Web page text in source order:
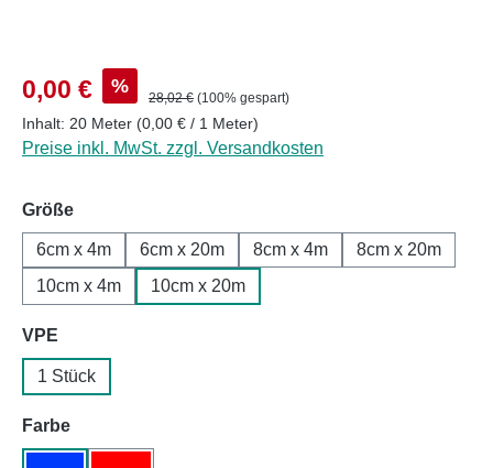
Verkaufspreis:
0,00 € % Regulärer Preis:
28,02 € (100% gespart)
Inhalt: 20 Meter (0,00 € / 1 Meter)
Preise inkl. MwSt. zzgl. Versandkosten
Größeauswählen
6cm x 4m 6cm x 20m 8cm x 4m
8cm x 20m
10cm x 4m
10cm x 20m
VPE
1 Stück
Farbeauswählen